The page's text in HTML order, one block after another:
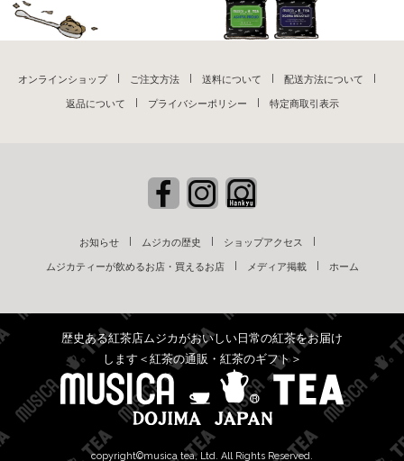
オンラインショップ ご注文方法 送料について 配送方法について
返品について プライバシーポリシー 特定商取引表示
お知らせ ムジカの歴史 ショップアクセス
ムジカティーが飲めるお店・買えるお店 メディア掲載 ホーム
歴史ある紅茶店ムジカがおいしい日常の紅茶をお届け
します＜紅茶の通販・紅茶のギフト＞
copyright©musica tea, Ltd. All Rights Reserved.